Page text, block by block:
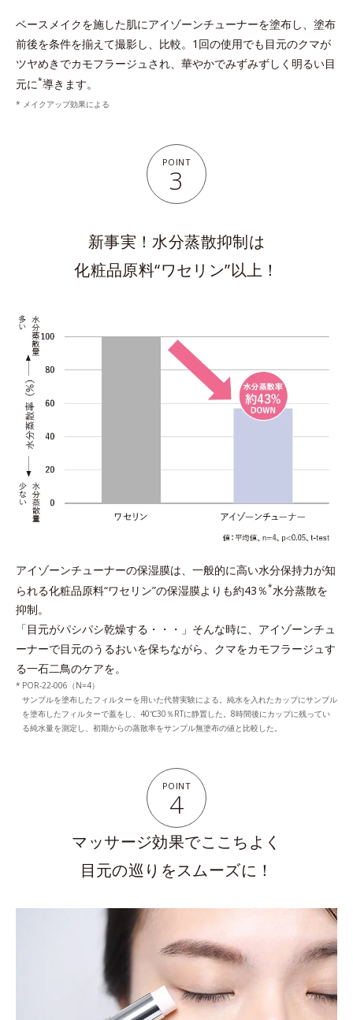
ベースメイクを施した肌にアイゾーンチューナーを塗布し、塗布
前後を条件を揃えて撮影し、比較。1回の使用でも目元のクマが
ツヤめきでカモフラージュされ、華やかでみずみずしく明るい目
元に*導きます。
* メイクアップ効果による
POINT
3
新事実！水分蒸散抑制は
化粧品原料“ワセリン”以上！
アイゾーンチューナーの保湿膜は、一般的に高い水分保持力が知
られる化粧品原料“ワセリン”の保湿膜よりも約43％*水分蒸散を
抑制。
「目元がパシパシ乾燥する・・・」そんな時に、アイゾーンチュ
ーナーで目元のうるおいを保ちながら、クマをカモフラージュす
る一石二鳥のケアを。
POR-22-006（N=4）
サンプルを塗布したフィルターを用いた代替実験による。純水を入れたカップにサンプル
を塗布したフィルターで蓋をし、40℃30％RTに静置した。 8時間後にカップに残ってい
る純水量を測定し、初期からの蒸散率をサンプル無塗布の値と比較した。
POINT
4
マッサージ効果でここちよく
目元の巡りをスムーズに！